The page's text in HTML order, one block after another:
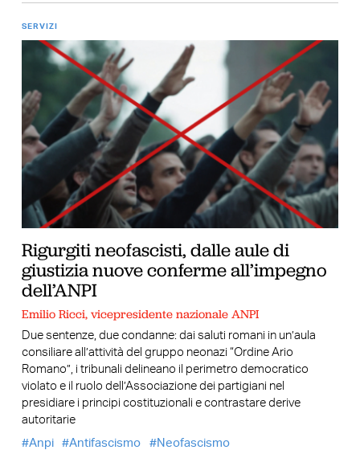
SERVIZI
Rigurgiti neofascisti, dalle aule di
giustizia nuove conferme all’impegno
dell’ANPI
Emilio Ricci, vicepresidente nazionale ANPI
Due sentenze, due condanne: dai saluti romani in un’aula
consiliare all’attività del gruppo neonazi “Ordine Ario
Romano”, i tribunali delineano il perimetro democratico
violato e il ruolo dell’Associazione dei partigiani nel
presidiare i principi costituzionali e contrastare derive
autoritarie
Anpi
Antifascismo Neofascismo